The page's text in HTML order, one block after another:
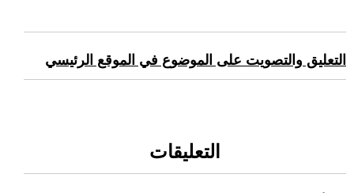
التعليق والتصويت على الموضوع في الموقع الرئيسي
التعليقات